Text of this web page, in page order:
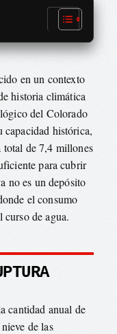
en un contexto
historia climática
del Colorado
capacidad histórica,
de 7,4 millones
para cubrir
no es un depósito
el consumo
curso de agua.
cantidad anual de
de las